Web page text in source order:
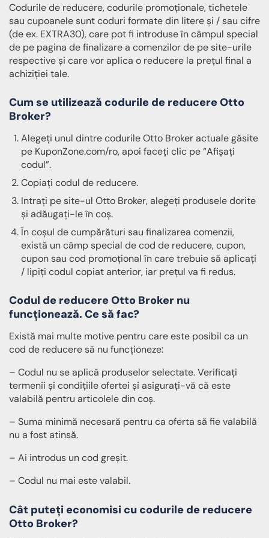
Codurile de reducere, codurile promoționale, tichetele
sau cupoanele sunt coduri formate din litere și / sau cifre
(de ex. EXTRA30), care pot fi introduse în câmpul special
de pe pagina de finalizare a comenzilor de pe site-urile
respective și care vor aplica o reducere la prețul final a
achiziției tale.
Cum se utilizează codurile de reducere Otto
Broker?
Alegeți unul dintre codurile Otto Broker actuale găsite
pe KuponZone.com/ro, apoi faceți clic pe “Afișați
codul”.
Copiați codul de reducere.
Intrați pe site-ul Otto Broker, alegeți produsele dorite
și adăugați-le în coș.
În coșul de cumpărături sau finalizarea comenzii,
există un câmp special de cod de reducere, cupon,
cupon sau cod promoțional în care trebuie să aplicați
/ lipiți codul copiat anterior, iar prețul va fi redus.
Codul de reducere Otto Broker nu
funcționează. Ce să fac?
Există mai multe motive pentru care este posibil ca un
cod de reducere să nu funcționeze:
– Codul nu se aplică produselor selectate. Verificați
termenii și condițiile ofertei și asigurați-vă că este
valabilă pentru articolele din coș.
– Suma minimă necesară pentru ca oferta să fie valabilă
nu a fost atinsă.
– Ai introdus un cod greșit.
– Codul nu mai este valabil.
Cât puteți economisi cu codurile de reducere
Otto Broker?